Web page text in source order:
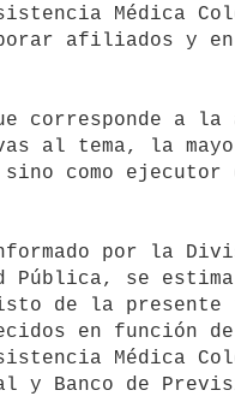
Médica
afiliados y
que corresponde
al tema, la
como ejecutor
por la
Pública, se
de la presente
en función
Médica
y Banco de